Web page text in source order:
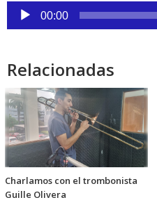
Reproductor
de
00:00
Relacionadas
Charlamos con el trombonista
Guille Olivera